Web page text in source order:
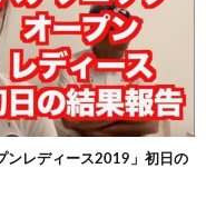
ンレディース2019」初日の